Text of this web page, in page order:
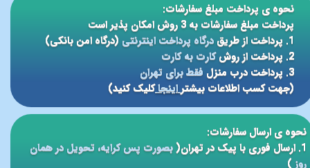
نحوه ی پرداخت مبلغ سفارشات:
پرداخت مبلغ سفارشات به 3 روش امکان پذیر است
1. پرداخت از طریق
درگاه پرداخت اینترنتی(درگاه امن بانکی)
2. پرداخت از روش
کارت به کارت
3. پرداخت درب منزل
فقط برای تهران
(جهت کسب اطلاعات بیشتر اینجاکلیک کنید)
نحوه ی ارسال سفارشات:
1. ارسال فوری با پیک در تهران(
بصورت پس کرایه، تحویل در همان
روز)